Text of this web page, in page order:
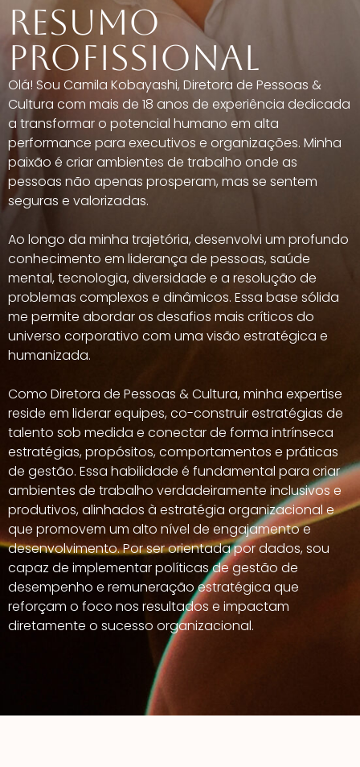
RESUMO
PROFISSIONAL
Olá! Sou Camila Kobayashi, Diretora de Pessoas &
Cultura com mais de 18 anos de experiência dedicada
a transformar o potencial humano em alta
performance para executivos e organizações. Minha
paixão é criar ambientes de trabalho onde as
pessoas não apenas prosperam, mas se sentem
seguras e valorizadas.
Ao longo da minha trajetória, desenvolvi um profundo
conhecimento em liderança de pessoas, saúde
mental, tecnologia, diversidade e a resolução de
problemas complexos e dinâmicos. Essa base sólida
me permite abordar os desafios mais críticos do
universo corporativo com uma visão estratégica e
humanizada.
Como Diretora de Pessoas & Cultura, minha expertise
reside em liderar equipes, co-construir estratégias de
talento sob medida e conectar de forma intrínseca
estratégias, propósitos, comportamentos e práticas
de gestão. Essa habilidade é fundamental para criar
ambientes de trabalho verdadeiramente inclusivos e
produtivos, alinhados à estratégia organizacional e
que promovem um alto nível de engajamento e
desenvolvimento. Por ser orientada por dados, sou
capaz de implementar políticas de gestão de
desempenho e remuneração estratégica que
reforçam o foco nos resultados e impactam
diretamente o sucesso organizacional.